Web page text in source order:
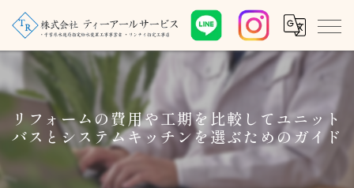
リフォームの費用や工期を比較してユニット
バスとシステムキッチンを選ぶためのガイド